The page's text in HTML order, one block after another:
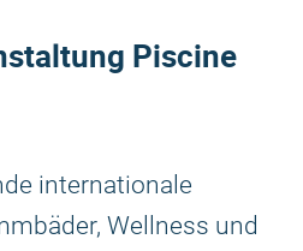
Piscine
internationale
Wellness und